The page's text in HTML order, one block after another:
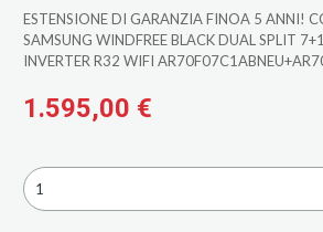
ESTENSIONE DI GARANZIA FINOA 5 ANNI!
SAMSUNG WINDFREE BLACK DUAL SPLIT
INVERTER R32 WIFI
1.595,00 €
1